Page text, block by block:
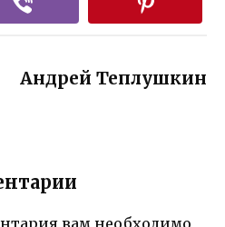
Андрей Теплушкин
вам необходимо